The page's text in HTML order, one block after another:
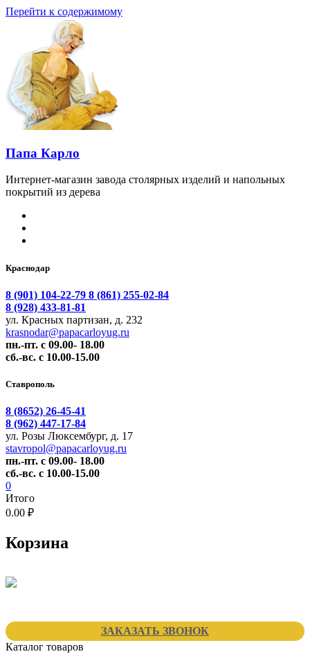
Перейти к содержимому
Папа Карло
Интернет-магазин завода столярных изделий и напольных
покрытий из дерева
Краснодар
8 (901) 104-22-79 8 (861) 255-02-84
8 (928) 433-81-81
ул. Красных партизан, д. 232
krasnodar@papacarloyug.ru
пн.-пт. с 09.00- 18.00
сб.-вс. с 10.00-15.00
Ставрополь
8 (8652) 26-45-41
8 (962) 447-17-84
ул. Розы Люксембург, д. 17
stavropol@papacarloyug.ru
пн.-пт. с 09.00- 18.00
сб.-вс. с 10.00-15.00
0
Итого
0.00 ₽
Корзина
ЗАКАЗАТЬ ЗВОНОК
Каталог товаров